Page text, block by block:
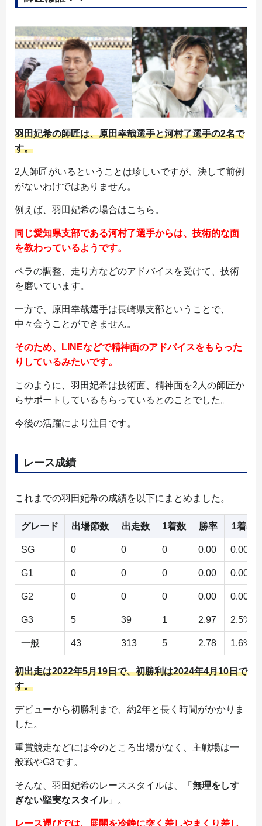
羽田妃希の師匠は、原田幸哉選手と河村了選手の2名で
す。
2人師匠がいるということは珍しいですが、決して前例
がないわけではありません。
例えば、羽田妃希の場合はこちら。
同じ愛知県支部である河村了選手からは、技術的な面
を教わっているようです。
ペラの調整、走り方などのアドバイスを受けて、技術
を磨いています。
一方で、原田幸哉選手は長崎県支部ということで、
中々会うことができません。
そのため、LINEなどで精神面のアドバイスをもらった
りしているみたいです。
このように、羽田妃希は技術面、精神面を2人の師匠か
らサポートしているもらっているとのことでした。
今後の活躍により注目です。
レース成績
これまでの羽田妃希の成績を以下にまとめました。
グレード 出場節数 出走数 1着数 勝率 1着率
SG 0 0 0 0.00 0.00%
G1 0 0 0 0.00 0.00%
G2 0 0 0 0.00 0.00%
G3 5 39 1 2.97 2.5%
一般 43 313 5 2.78 1.6%
初出走は2022年5月19日で、初勝利は2024年4月10日で
す。
デビューから初勝利まで、約2年と長く時間がかかりま
した。
重賞競走などには今のところ出場がなく、主戦場は一
般戦やG3です。
そんな、羽田妃希のレーススタイルは、「 無理をしす
ぎない堅実なスタイル」。
レース運びでは、展開を冷静に突く差しやまくり差し